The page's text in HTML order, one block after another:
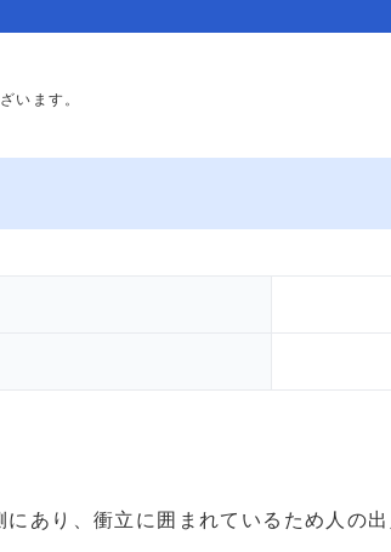
います。
あり、衝立に囲まれているため人の出